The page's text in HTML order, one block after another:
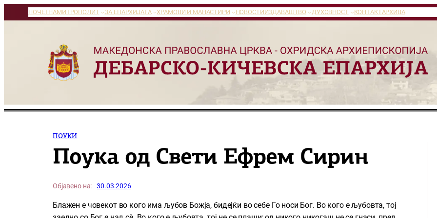
на
ПОЧЕТНАМИТРОПОЛИТ ЗА ЕПАРХИЈАТА ХРАМОВИ И МАНАСТИРИ НОВОСТИИЗДАВАШТВО ДУХОВНОСТ КОНТАКТАРХИВА
ПОУКИ
Поука од Свети Ефрем Сирин
Објавено на: 30.03.2026
Блажен е човекот во кого има љубов Божја, бидејќи во себе Го носи Бог. Во кого е љубовта, тој